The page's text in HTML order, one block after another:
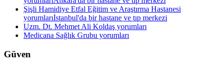
Şişli Hamidiye Etfal Eğitim ve Araştırma Hastanesi
yorumlarıİstanbul'da bir hastane ve tıp merkezi
Uzm. Dt. Mehmet Ali Koldaş yorumları
Medicana Sağlık Grubu yorumları
Güven